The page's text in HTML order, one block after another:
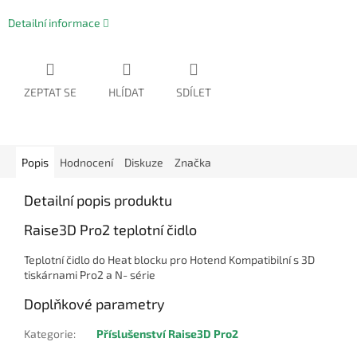
Detailní informace
ZEPTAT SE HLÍDAT SDÍLET
Popis Hodnocení Diskuze Značka
Detailní popis produktu
Raise3D Pro2 teplotní čidlo
Teplotní čidlo do Heat blocku pro Hotend Kompatibilní s 3D
tiskárnami Pro2 a N- série
Doplňkové parametry
Kategorie:
Příslušenství Raise3D Pro2